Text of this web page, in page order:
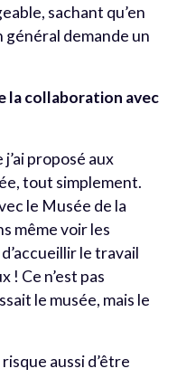
sachant qu’en
demande un
la collaboration avec
proposé aux
tout simplement.
le Musée de la
même voir les
le travail
! Ce n’est pas
le musée, mais le
aussi d’être